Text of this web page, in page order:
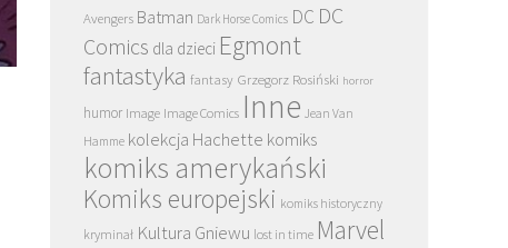
Avengers Batman Dark Horse Comics DC DC
Comics dla dzieci Egmont
fantastyka fantasy Grzegorz Rosiński horror
humor Image Image Comics Inne Jean Van
Hamme kolekcja Hachette komiks
komiks amerykański
Komiks europejski komiks historyczny
kryminał Kultura Gniewu lost in time Marvel